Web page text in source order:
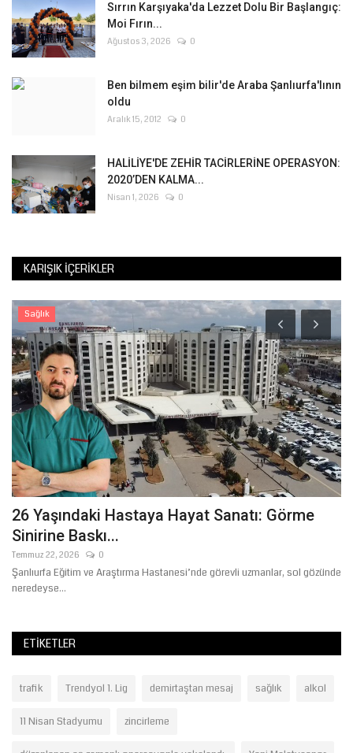
Sırrın Karşıyaka'da Lezzet Dolu Bir Başlangıç:
Moi Fırın...
Ağustos 3, 2026 0
Ben bilmem eşim bilir'de Araba Şanlıurfa'lının
oldu
Aralık 15, 2012 0
HALİLİYE'DE ZEHİR TACİRLERİNE OPERASYON:
2020’DEN KALMA...
Nisan 1, 2026 0
KARIŞIK İÇERIKLER
Sağlık
26 Yaşındaki Hastaya Hayat Sanatı: Görme
Sinirine Baskı...
Temmuz 22, 2026 0
Şanlıurfa Eğitim ve Araştırma Hastanesi’nde görevli uzmanlar, sol gözünde
neredeyse...
ETIKETLER
trafik Trendyol 1. Lig demirtaştan mesaj sağlık alkol
11 Nisan Stadyumu zincirleme